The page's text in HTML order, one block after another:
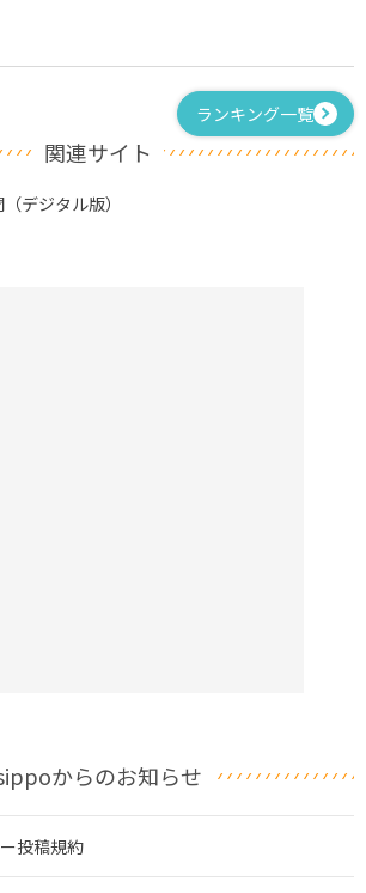
ランキング一覧
関連サイト
デジタル版）
からのお知らせ
投稿規約